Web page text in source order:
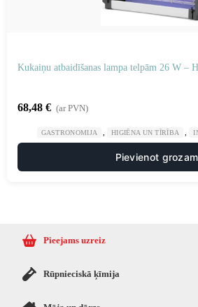
Kukaiņu atbaidīšanas lampa telpām 26 W –
68,48 € (ar PVN)
GASTRONOMIJA HIGIĒNA UN TĪRĪBA
Pievienot grozam
Pieejams uzreiz
Rūpnieciskā ķīmija